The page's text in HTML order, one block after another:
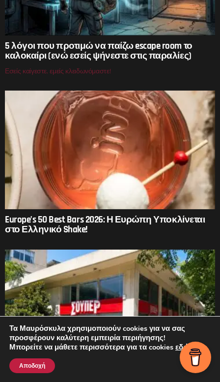
5 λόγοι που προτιμώ να παίζω escape room το
καλοκαίρι (ενώ εσείς ψήνεστε στις παραλίες)
Εσείς καίγεστε, εμείς κλειδωνόμαστε!
Europe’s 50 Best Bars 2026: Η Ευρώπη Υποκλίνεται
στο Ελληνικό Shake!
Τα Μαυρόσκυλα χρησιμοποιούν cookies για να σας
προσφέρουν καλύτερη εμπειρία περιήγησης!
Μπορείτε να μάθετε περισσότερα για τα cookies εδώ .
Αποδοχή